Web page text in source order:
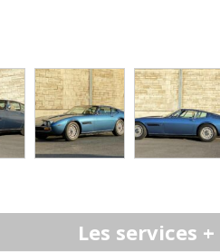
Les services +